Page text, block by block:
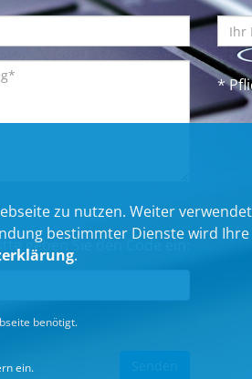
geben Sie den Code ein:
*
zu nutzen. Weiter
bestimmter Dienste wird
.
benötigt.
ein.